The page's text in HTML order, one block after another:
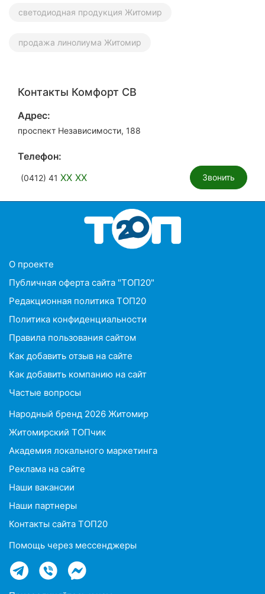
светодиодная продукция Житомир
продажа линолиума Житомир
Контакты Комфорт СВ
Адрес:
проспект Независимости, 188
Телефон:
(0412) 41 XX XX Звонить
О проекте
Публичная оферта сайта "ТОП20"
Редакционная политика ТОП20
Политика конфиденциальности
Правила пользования сайтом
Как добавить отзыв на сайте
Как добавить компанию на сайт
Частые вопросы
Народный бренд 2026 Житомир
Житомирский ТОПчик
Академия локального маркетинга
Реклама на сайте
Наши вакансии
Наши партнеры
Контакты сайта ТОП20
Помощь через мессенджеры